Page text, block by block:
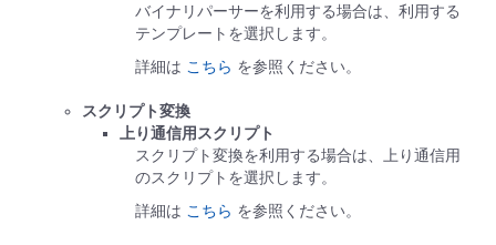
バイナリパーサーを利用する場合は、利用する
テンプレートを選択します。
詳細は こちら を参照ください。
スクリプト変換
上り通信用スクリプト
スクリプト変換を利用する場合は、上り通信用
のスクリプトを選択します。
詳細は こちら を参照ください。